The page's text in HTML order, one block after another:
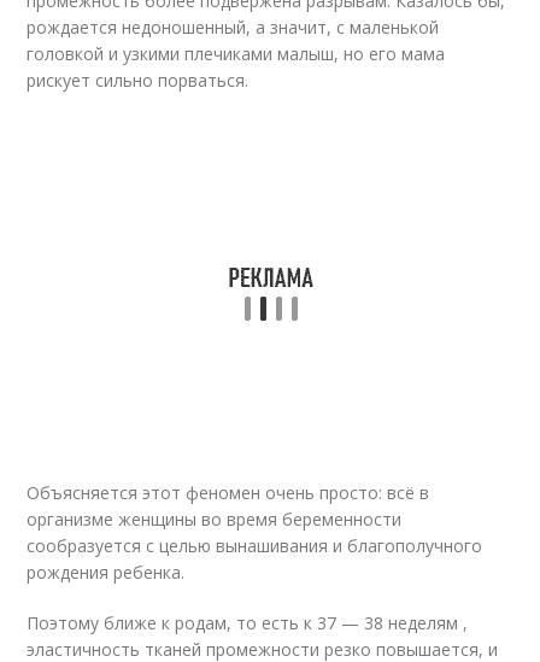
рождается недоношенный, а значит, с маленькой
головкой и узкими плечиками малыш, но его мама
рискует сильно порваться.
Объясняется этот феномен очень просто: всё в
организме женщины во время беременности
сообразуется с целью вынашивания и благополучного
рождения ребенка.
Поэтому ближе к родам, то есть к 37 — 38 неделям ,
эластичность тканей промежности резко повышается, и